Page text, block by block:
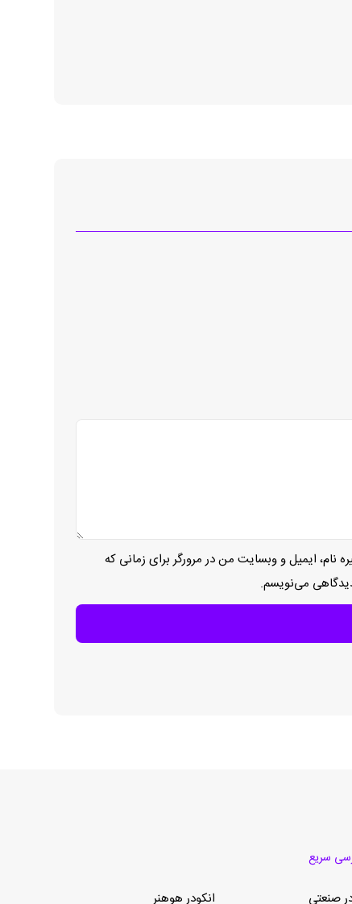
نام، ایمیل و وبسایت من در مرورگر برای زمانی که
می‌نویسم.
سریع
صنعتی انکودر هوهنر